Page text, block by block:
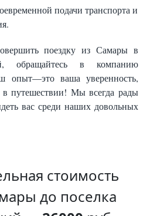
подачи транспорта и
поездку из Самары в
обращайтесь в компанию
опыт—это ваша уверенность,
в путешествии! Мы всегда рады
вас среди наших довольных
стоимость
до поселка